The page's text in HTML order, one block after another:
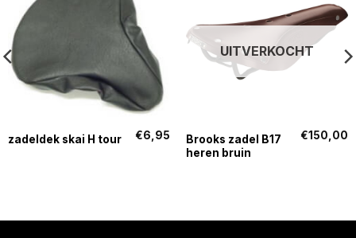
zadeldek skai H tour €6,95
UITVERKOCHT
Brooks zadel B17
heren bruin
€150,00